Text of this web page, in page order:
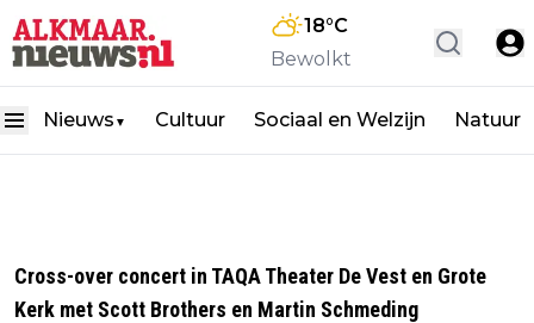
18°C
Bewolkt
Nieuws ▼ Cultuur Sociaal en Welzijn Natuur
Cross-over concert in TAQA Theater De Vest en Grote
Kerk met Scott Brothers en Martin Schmeding